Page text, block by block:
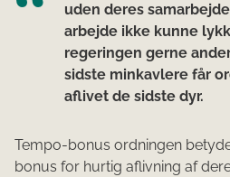
uden deres
arbejde ikke kunne
regeringen gerne
sidste minkavlere får
aflivet de sidste dyr.
Tempo-bonus ordningen
bonus for hurtig aflivning af